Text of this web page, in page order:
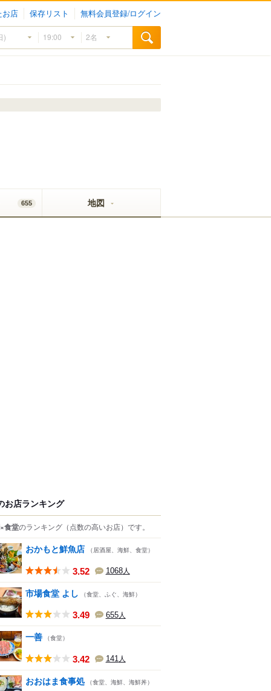
お店 保存リスト 無料会員登録/ログイン
655 地図
お店ランキング
食堂のランキング （点数の高いお店） です。
おかもと鮮魚店 （居酒屋、海鮮、食堂）
3.52 1068人
市場食堂 よし （食堂、ふぐ、海鮮）
3.49 655人
一善 （食堂）
3.42 141人
おおはま食事処 （食堂、海鮮、海鮮丼）